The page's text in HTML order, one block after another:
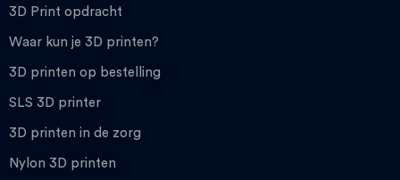
3D Print opdracht
Waar kun je 3D printen?
3D printen op bestelling
SLS 3D printer
3D printen in de zorg
Nylon 3D printen